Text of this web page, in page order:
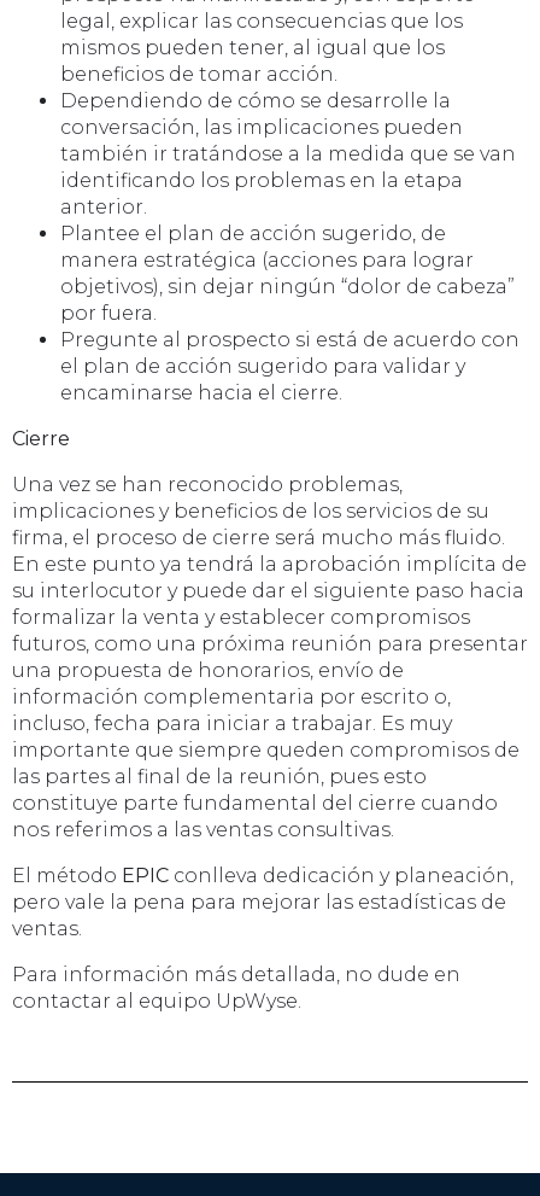
legal, explicar las consecuencias que los
mismos pueden tener, al igual que los
beneficios de tomar acción.
Dependiendo de cómo se desarrolle la
conversación, las implicaciones pueden
también ir tratándose a la medida que se van
identificando los problemas en la etapa
anterior.
Plantee el plan de acción sugerido, de
manera estratégica (acciones para lograr
objetivos), sin dejar ningún “dolor de cabeza”
por fuera.
Pregunte al prospecto si está de acuerdo con
el plan de acción sugerido para validar y
encaminarse hacia el cierre.
Cierre
Una vez se han reconocido problemas,
implicaciones y beneficios de los servicios de su
firma, el proceso de cierre será mucho más fluido.
En este punto ya tendrá la aprobación implícita de
su interlocutor y puede dar el siguiente paso hacia
formalizar la venta y establecer compromisos
futuros, como una próxima reunión para presentar
una propuesta de honorarios, envío de
información complementaria por escrito o,
incluso, fecha para iniciar a trabajar. Es muy
importante que siempre queden compromisos de
las partes al final de la reunión, pues esto
constituye parte fundamental del cierre cuando
nos referimos a las ventas consultivas.
El método EPIC conlleva dedicación y planeación,
pero vale la pena para mejorar las estadísticas de
ventas.
Para información más detallada, no dude en
contactar al equipo UpWyse.